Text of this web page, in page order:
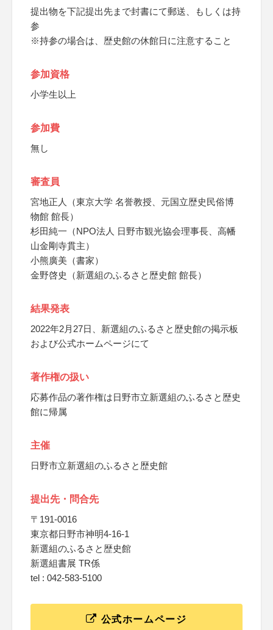
提出物を下記提出先まで封書にて郵送、もしくは持
参
※持参の場合は、歴史館の休館日に注意すること
参加資格
小学生以上
参加費
無し
審査員
宮地正人（東京大学 名誉教授、元国立歴史民俗博
物館 館長）
杉田純一（NPO法人 日野市観光協会理事長、高幡
山金剛寺貫主）
小熊廣美（書家）
金野啓史（新選組のふるさと歴史館 館長）
結果発表
2022年2月27日、新選組のふるさと歴史館の掲示板
および公式ホームページにて
著作権の扱い
応募作品の著作権は日野市立新選組のふるさと歴史
館に帰属
主催
日野市立新選組のふるさと歴史館
提出先・問合先
〒191-0016
東京都日野市神明4-16-1
新選組のふるさと歴史館
新選組書展 TR係
tel : 042-583-5100
公式ホームページ